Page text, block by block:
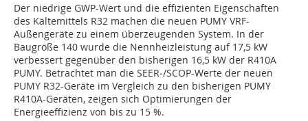
Der niedrige GWP-Wert und die effizienten Eigenschaften
des Kältemittels R32 machen die neuen PUMY VRF-
Außengeräte zu einem überzeugenden System. In der
Baugröße 140 wurde die Nennheizleistung auf 17,5 kW
verbessert gegenüber den bisherigen 16,5 kW der R410A
PUMY. Betrachtet man die SEER‑/SCOP-Werte der neuen
PUMY R32-Geräte im Vergleich zu den bisherigen PUMY
R410A-Geräten, zeigen sich Optimierungen der
Energieeffizienz von bis zu 15 %.